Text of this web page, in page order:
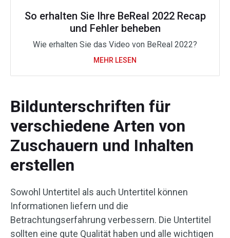
So erhalten Sie Ihre BeReal 2022 Recap
und Fehler beheben
Wie erhalten Sie das Video von BeReal 2022?
MEHR LESEN
Bildunterschriften für
verschiedene Arten von
Zuschauern und Inhalten
erstellen
Sowohl Untertitel als auch Untertitel können
Informationen liefern und die
Betrachtungserfahrung verbessern. Die Untertitel
sollten eine gute Qualität haben und alle wichtigen